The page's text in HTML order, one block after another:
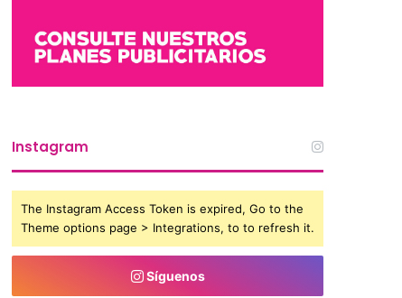
Instagram
The Instagram Access Token is expired, Go to the
Theme options page > Integrations, to to refresh it.
Síguenos